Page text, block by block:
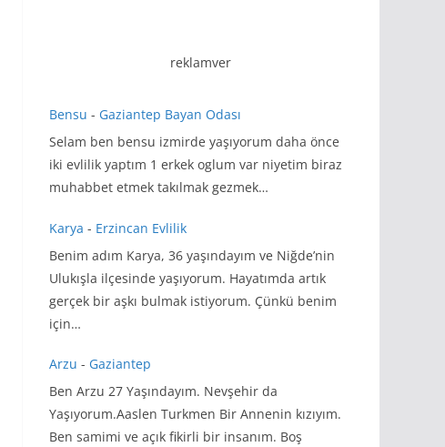
reklamver
Bensu - Gaziantep Bayan Odası
Selam ben bensu izmirde yaşıyorum daha önce
iki evlilik yaptım 1 erkek oglum var niyetim biraz
muhabbet etmek takılmak gezmek…
Karya - Erzincan Evlilik
Benim adım Karya, 36 yaşındayım ve Niğde’nin
Ulukışla ilçesinde yaşıyorum. Hayatımda artık
gerçek bir aşkı bulmak istiyorum. Çünkü benim
için…
Arzu - Gaziantep
Ben Arzu 27 Yaşındayım. Nevşehir da
Yaşıyorum.Aaslen Turkmen Bir Annenin kızıyım.
Ben samimi ve açık fikirli bir insanım. Boş